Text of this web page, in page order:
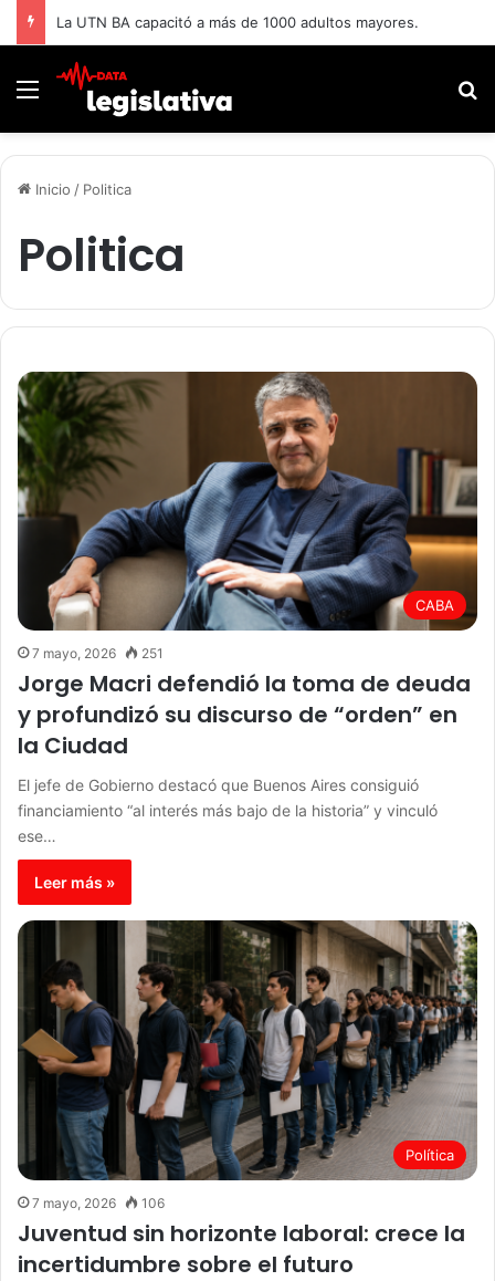
La UTN BA capacitó a más de 1000 adultos mayores.
Menú
Inicio / Politica
Politica
CABA
7 mayo, 2026 251
Jorge Macri defendió la toma de deuda
y profundizó su discurso de “orden” en
la Ciudad
El jefe de Gobierno destacó que Buenos Aires consiguió
financiamiento “al interés más bajo de la historia” y vinculó
ese…
Leer más »
Política
7 mayo, 2026 106
Juventud sin horizonte laboral: crece la
incertidumbre sobre el futuro